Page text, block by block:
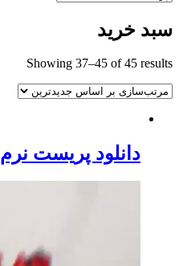
سبد خرید
Showing 37–45 of 45 results
دانلود پریست نرم